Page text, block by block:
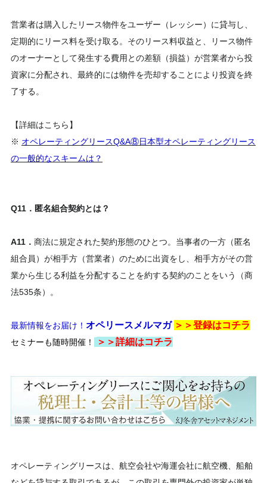
営業者は購入したリース物件をユーザー（レッシー）に貸与し、
定期的にリース料を受け取る。そのリース料収益と、リース物件
のオーナーとして発生する費用との差額（損益）が営業者から投
資家に分配され、最終的には物件を売却することにより投資を終
了する。
【詳細はこちら】
※ オペレーティングリースQ&A⑧日本型オペレーティングリース
の一般的なスキームは？
Q11．匿名組合契約とは？
A11． 商法に規定された契約形態のひとつ。当事者の一方（匿名
組合員）が相手方（営業者）のために出資をし、相手方がその営
業から生じる利益を分配することを約する契約のことをいう（商
法535条）。
最新情報をお届け！ オペリースメルマガ ＞＞登録はコチラ
セミナーも随時開催！ ＞＞詳細はコチラ
オペレーティングリースは、航空会社や海運会社に航空機、船舶